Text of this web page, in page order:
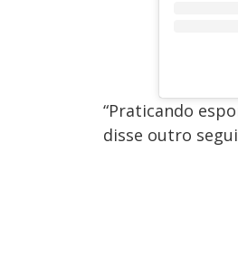
“Praticando
disse outro